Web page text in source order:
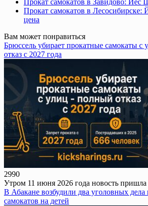
Прокат самокатов в Завидово: Йес
Прокат самокатов в Лесосибирске:
цена
Вам может понравиться
Брюссель убирает прокатные самокаты
отказ с 2027 года
2990
Утром 11 июня 2026 года новость пришла
В Абакане возбудили два уголовных дела
самокатов на детей